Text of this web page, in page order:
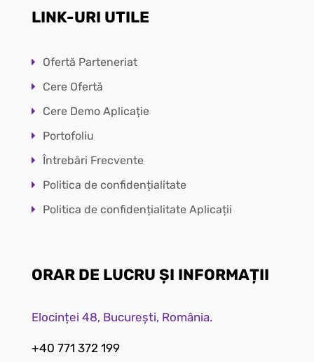
LINK-URI UTILE
Ofertă Parteneriat
Cere Ofertă
Cere Demo Aplicație
Portofoliu
Întrebări Frecvente
Politica de confidențialitate
Politica de confidențialitate Aplicații
ORAR DE LUCRU ȘI INFORMAȚII
Elocinței 48, București, România.
+40 771 372 199